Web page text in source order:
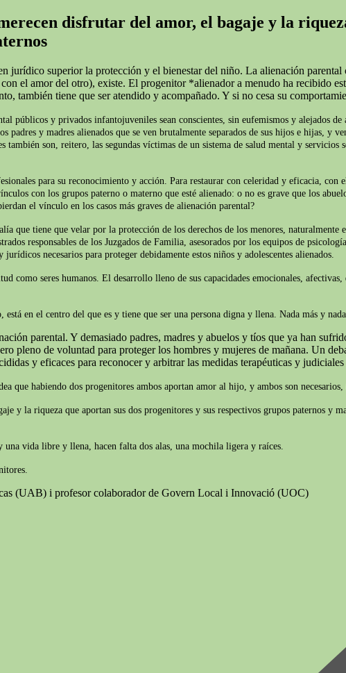
disfrutar del amor, el bagaje y la
jurídico superior la protección y el bienestar del niño. La alienación
el amor del otro), existe. El progenitor *alienador a menudo ha recibido
también tiene que ser atendido y acompañado. Y si no cesa su
públicos y privados infantojuveniles sean conscientes, sin eufemismos y alejados
padres y madres alienados que se ven brutalmente separados de sus hijos e hijas, y
son, reitero, las segundas víctimas de un sistema de salud mental y servicios
para su reconocimiento y acción. Para restaurar con celeridad y eficacia,
con los grupos paterno o materno que esté alienado: o no es grave que los
el vínculo en los casos más graves de alienación parental?
que tiene que velar por la protección de los derechos de los menores,
responsables de los Juzgados de Familia, asesorados por los equipos de
necesarios para proteger debidamente estos niños y adolescentes alienados.
como seres humanos. El desarrollo lleno de sus capacidades emocionales,
en el centro del que es y tiene que ser una persona digna y llena. Nada más y
parental. Y demasiado padres, madres y abuelos y tíos que ya han
pleno de voluntad para proteger los hombres y mujeres de mañana. Un
y eficaces para reconocer y arbitrar las medidas terapéuticas y
que habiendo dos progenitores ambos aportan amor al hijo, y ambos son
y la riqueza que aportan sus dos progenitores y sus respectivos grupos paternos y
vida libre y llena, hacen falta dos alas, una mochila ligera y raíces.
(UAB) i profesor colaborador de Govern Local i Innovació (UOC)